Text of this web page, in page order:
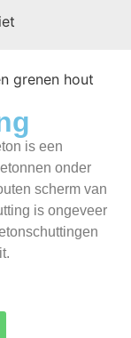
is een
onder
scherm van
is ongeveer